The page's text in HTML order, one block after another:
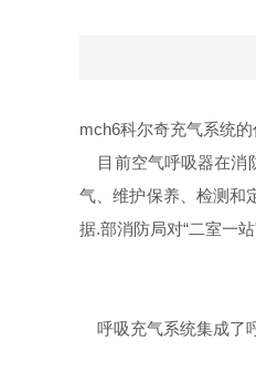
mch6科尔奇充气系统的
目前空气呼吸器在消
气、维护保养、检测和
据.部消防局对“二室一
呼吸充气系统集成了